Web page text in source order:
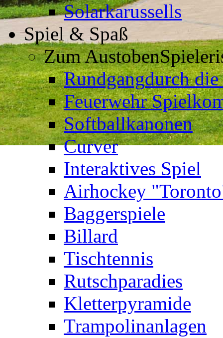
Solarkarussells
Spiel & Spaß
Zum Austoben
Rundgangdurch
Feuerwehr
Softballkanonen
Curver
Interaktives Spiel
Airhockey
Baggerspiele
Billard
Tischtennis
Rutschparadies
Kletterpyramide
Trampolinanlagen